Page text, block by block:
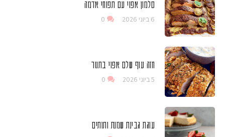
סלמון אפוי עם תפוחי אדמה
6 ביוני 2026 0
חזה עוף שלם אפוי בתנור
5 ביוני 2026 0
עוגת גבינת שמנת ותותים